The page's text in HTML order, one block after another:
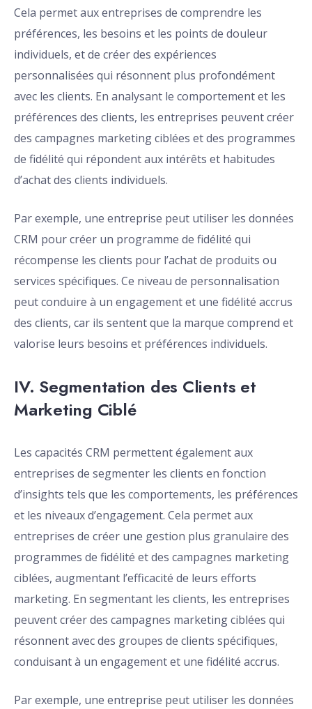
Cela permet aux entreprises de comprendre les
préférences, les besoins et les points de douleur
individuels, et de créer des expériences
personnalisées qui résonnent plus profondément
avec les clients. En analysant le comportement et les
préférences des clients, les entreprises peuvent créer
des campagnes marketing ciblées et des programmes
de fidélité qui répondent aux intérêts et habitudes
d’achat des clients individuels.
Par exemple, une entreprise peut utiliser les données
CRM pour créer un programme de fidélité qui
récompense les clients pour l’achat de produits ou
services spécifiques. Ce niveau de personnalisation
peut conduire à un engagement et une fidélité accrus
des clients, car ils sentent que la marque comprend et
valorise leurs besoins et préférences individuels.
IV. Segmentation des Clients et
Marketing Ciblé
Les capacités CRM permettent également aux
entreprises de segmenter les clients en fonction
d’insights tels que les comportements, les préférences
et les niveaux d’engagement. Cela permet aux
entreprises de créer une gestion plus granulaire des
programmes de fidélité et des campagnes marketing
ciblées, augmentant l’efficacité de leurs efforts
marketing. En segmentant les clients, les entreprises
peuvent créer des campagnes marketing ciblées qui
résonnent avec des groupes de clients spécifiques,
conduisant à un engagement et une fidélité accrus.
Par exemple, une entreprise peut utiliser les données